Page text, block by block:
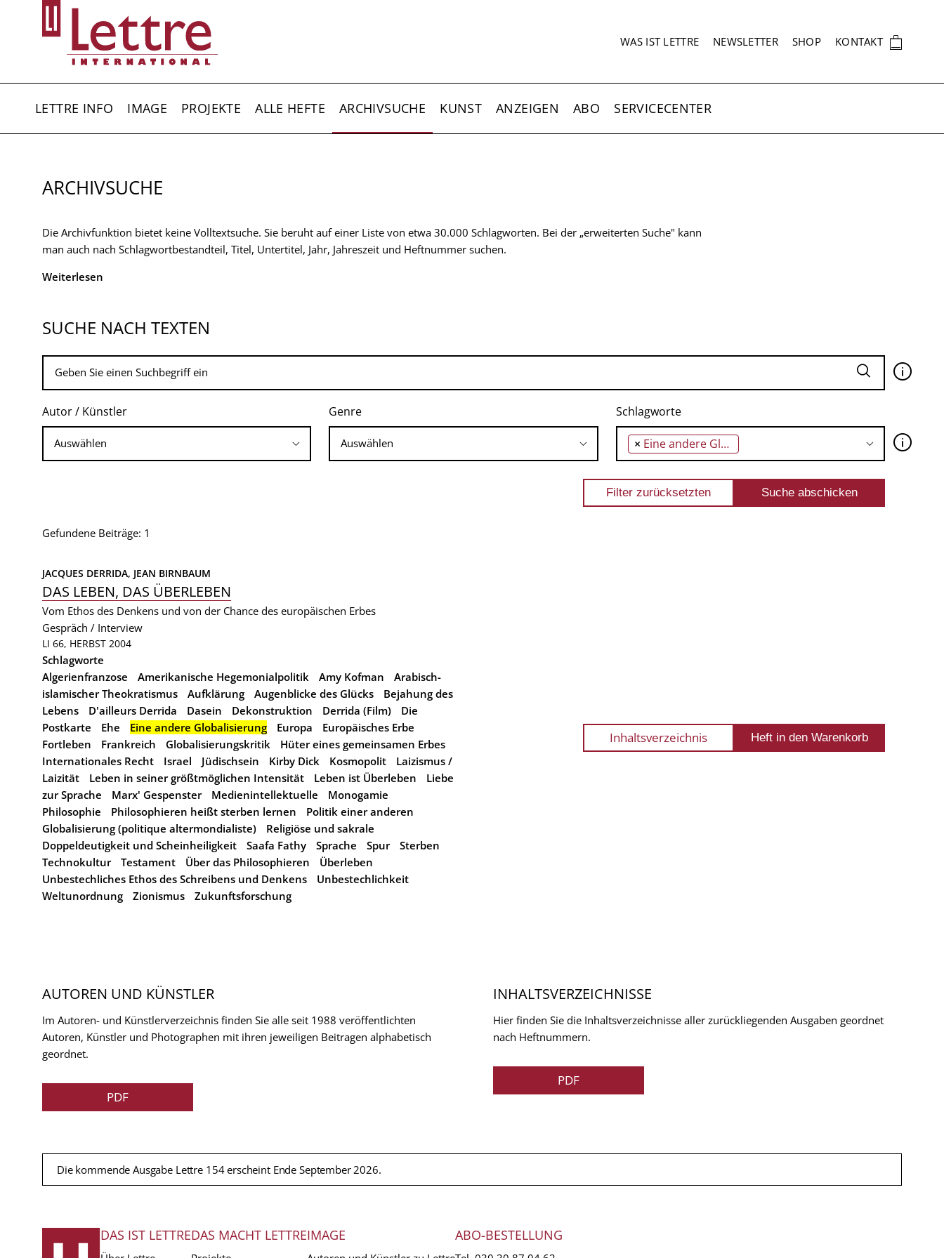
SEKUNDÄRNAVIGATION
WAS IST LETTRE NEWSLETTER SHOP KONTAKT 🛍
LETTRE INFO IMAGE PROJEKTE ALLE HEFTE ARCHIVSUCHE KUNST ANZEIGEN ABO SERVICECENTER
ARCHIVSUCHE
Die Archivfunktion bietet keine Volltextsuche. Sie beruht auf einer Liste von etwa 30.000 Schlagworten. Bei der „erweiterten Suche" kann
man auch nach Schlagwortbestandteil, Titel, Untertitel, Jahr, Jahreszeit und Heftnummer suchen.
Weiterlesen
SUCHE NACH TEXTEN
🛈
Autor / Künstler Genre Schlagworte
× Eine andere Globalisierung 🛈
Gefundene Beiträge: 1
JACQUES DERRIDA, JEAN BIRNBAUM
DAS LEBEN, DAS ÜBERLEBEN
Vom Ethos des Denkens und von der Chance des europäischen Erbes
Gespräch / Interview
LI 66, HERBST 2004
Schlagworte
Algerienfranzose
Amerikanische Hegemonialpolitik Amy Kofman
Arabisch-
islamischer Theokratismus
Aufklärung Augenblicke des Glücks
Bejahung des
Lebens
D'ailleurs Derrida Dasein Dekonstruktion Derrida (Film)
Die
Postkarte
Ehe Eine andere Globalisierung Europa
Europäisches Erbe
Fortleben
Frankreich Globalisierungskritik
Hüter eines gemeinsamen Erbes
Internationales Recht
Israel Jüdischsein Kirby Dick Kosmopolit
Laizismus /
Laizität
Leben in seiner größtmöglichen Intensität Leben ist Überleben
Liebe
zur Sprache
Marx' Gespenster Medienintellektuelle
Monogamie
Philosophie
Philosophieren heißt sterben lernen
Politik einer anderen
Globalisierung (politique altermondialiste)
Religiöse und sakrale
Doppeldeutigkeit und Scheinheiligkeit
Saafa Fathy Sprache Spur
Sterben
Technokultur
Testament Über das Philosophieren
Überleben
Unbestechliches Ethos des Schreibens und Denkens
Unbestechlichkeit
Weltunordnung
Zionismus Zukunftsforschung
Inhaltsverzeichnis
AUTOREN UND KÜNSTLER
Im Autoren- und Künstlerverzeichnis finden Sie alle seit 1988 veröffentlichten
Autoren, Künstler und Photographen mit ihren jeweiligen Beitragen alphabetisch
geordnet.
PDF
INHALTSVERZEICHNISSE
Hier finden Sie die Inhaltsverzeichnisse aller zurückliegenden Ausgaben geordnet
nach Heftnummern.
PDF
Die kommende Ausgabe Lettre 154 erscheint Ende September 2026.
FUSSZEILE
DAS IST LETTREDAS MACHT LETTREIMAGE ABO-BESTELLUNG